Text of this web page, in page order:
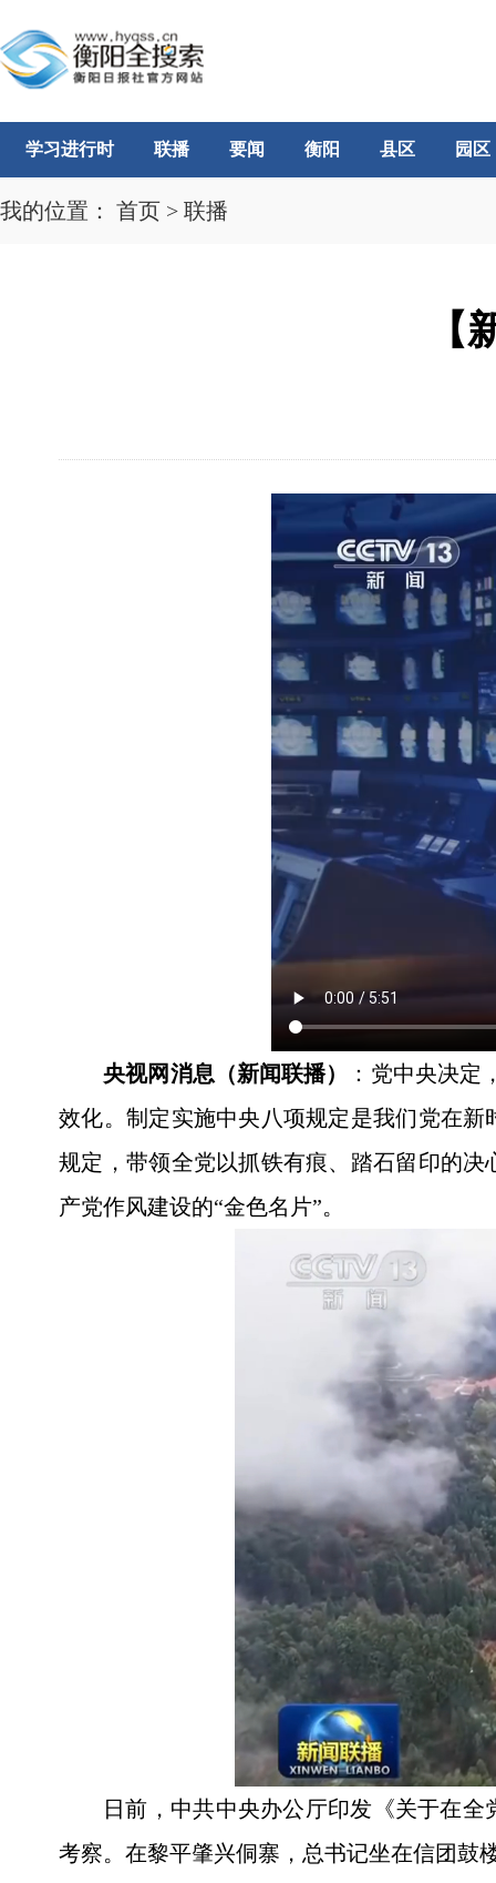
学习进行时 联播 要闻 衡阳 县区 园区
我的位置： 首页 > 联播
央视网消息（新闻联播）
：党中央决定
效化。制定实施中央八项规定是我们党在
规定，带领全党以抓铁有痕、踏石留印的
产党作风建设的“金色名片”。
日前，中共中央办公厅印发《关于在
考察。在黎平肇兴侗寨，总书记坐在信团鼓